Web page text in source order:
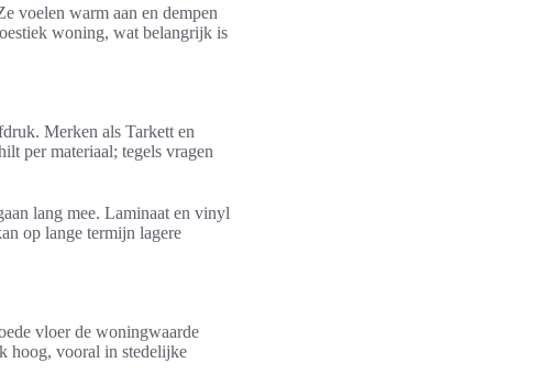
voelen warm aan en dempen
woning, wat belangrijk is
Merken als Tarkett en
per materiaal; tegels vragen
lang mee. Laminaat en vinyl
op lange termijn lagere
vloer de woningwaarde
hoog, vooral in stedelijke